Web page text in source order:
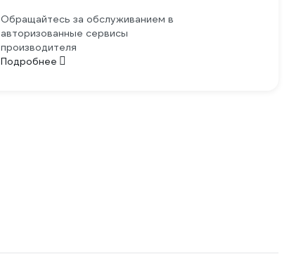
Обращайтесь за обслуживанием в
авторизованные сервисы
производителя
Подробнее